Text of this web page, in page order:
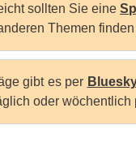
sollten Sie eine
Themen
gibt es per
oder wöchentlich